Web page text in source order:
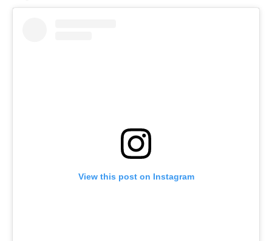
View this post on Instagram